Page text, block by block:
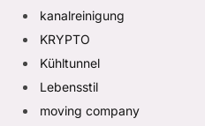
kanalreinigung
KRYPTO
Kühltunnel
Lebensstil
moving company